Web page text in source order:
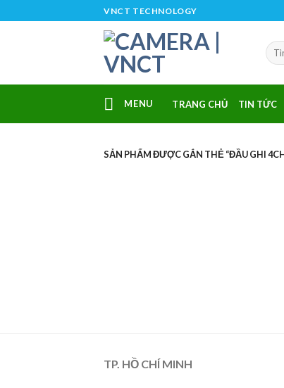
to
VNCT TECHNOLOGY
MENU TRANG CHỦ TIN TỨC
SẢN PHẨM ĐƯỢC GẮN THẺ “ĐẦU GHI
TP. HỒ CHÍ MINH